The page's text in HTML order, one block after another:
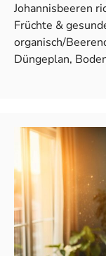
Johannisbeeren
Früchte &
organisch/
Düngeplan,